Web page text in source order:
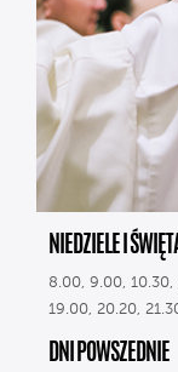
NIEDZIELE I
8.00, 9.00, 10.30,
19.00, 20.20,
DNI POWSZEDNIE